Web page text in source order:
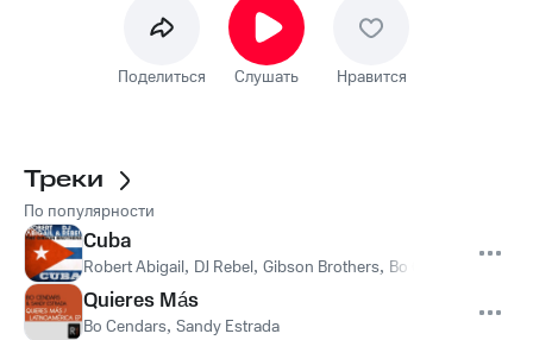
Поделиться Слушать Нравится
Треки
По популярности
Cuba
Robert Abigail, DJ Rebel, Gibson Brothers, Bo Cendars
Quieres Más
Bo Cendars, Sandy Estrada